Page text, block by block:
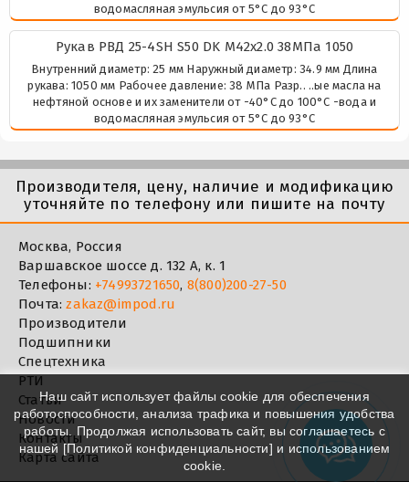
водомасляная эмульсия от 5°C до 93°C
Рукав РВД 25-4SH S50 DK М42х2.0 38МПа 1050
Внутренний диаметр: 25 мм Наружный диаметр: 34.9 мм Длина
рукава: 1050 мм Рабочее давление: 38 МПа Разр.. ..ые масла на
нефтяной основе и их заменители от -40°C до 100°C -вода и
водомасляная эмульсия от 5°C до 93°C
Производителя, цену, наличие и модификацию
уточняйте по телефону или пишите на почту
Москва, Россия
Варшавское шоссе д. 132 А, к. 1
Телефоны: +74993721650, 8(800)200-27-50
Почта:zakaz@impod.ru
Производители
Подшипники
Спецтехника
РТИ
Статьи
Новости
Контакты
Карта сайта
Наш сайт использует файлы cookie для обеспечения
работоспособности, анализа трафика и повышения удобства
работы. Продолжая использовать сайт, вы соглашаетесь с
нашей [Политикой конфиденциальности] и использованием
cookie.